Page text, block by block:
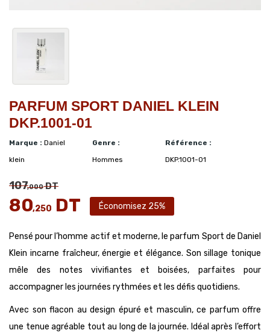
PARFUM SPORT DANIEL KLEIN
DKP.1001-01
Marque : Daniel
klein
Genre :
Hommes
Référence :
DKP.1001-01
107,000DT
80,250 DT Économisez 25%
Pensé pour l’homme actif et moderne, le parfum Sport de Daniel
Klein incarne fraîcheur, énergie et élégance. Son sillage tonique
mêle des notes vivifiantes et boisées, parfaites pour
accompagner les journées rythmées et les défis quotidiens.
Avec son flacon au design épuré et masculin, ce parfum offre
une tenue agréable tout au long de la journée. Idéal après l’effort